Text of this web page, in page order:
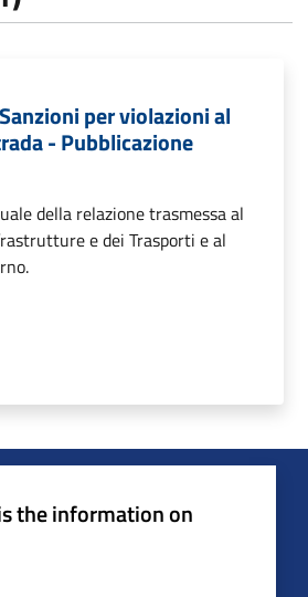
per violazioni al
- Pubblicazione
della relazione trasmessa al
e dei Trasporti e al
the information on